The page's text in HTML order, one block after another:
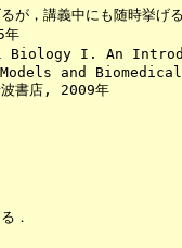
が，講義中にも随時挙げ
年
Biology I. An
and
波書店, 2009年